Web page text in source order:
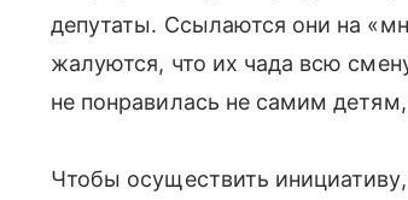
депутаты. Ссылаются они на
жалуются, что их чада всю
не понравилась не самим
Чтобы осуществить